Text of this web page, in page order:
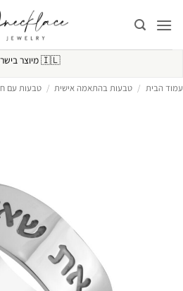
🇮🇱מיוצר
עמוד הבית / טבעות בהתאמה אישית / טבעות עם